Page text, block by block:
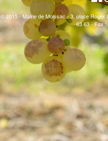
© 2015 - Mairie de Moissac - 3, place Roger
63 63 - Fax :